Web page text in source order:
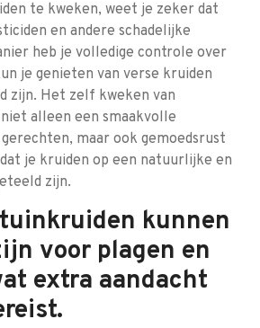
te kweken, weet je zeker dat
en andere schadelijke
heb je volledige controle over
je genieten van verse kruiden
zijn. Het zelf kweken van
alleen een smaakvolle
maar ook gemoedsrust
je kruiden op een natuurlijke en
zijn.
kunnen
voor plagen en
extra aandacht